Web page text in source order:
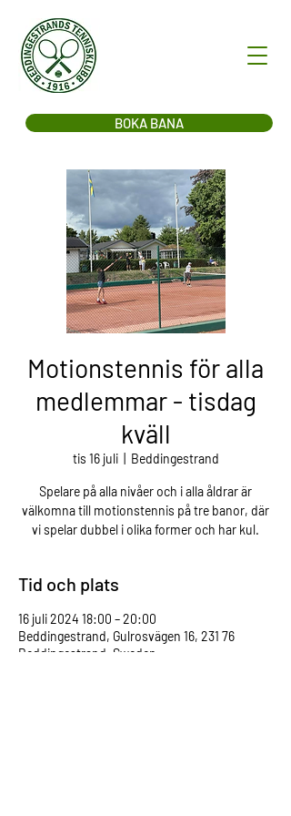
BOKA BANA
Motionstennis för alla
medlemmar - tisdag
kväll
tis 16 juli
  |
Beddingestrand
Spelare på alla nivåer och i alla åldrar är
välkomna till motionstennis på tre banor, där
vi spelar dubbel i olika former och har kul.
Tid och plats
16 juli 2024 18:00 – 20:00
Beddingestrand, Gulrosvägen 16, 231 76
Beddingestrand, Sweden